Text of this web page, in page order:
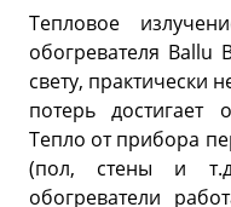
Тепловое
обогревателя Ballu
свету, практически
потерь достигает
Тепло от прибора
(пол, стены и
обогреватели